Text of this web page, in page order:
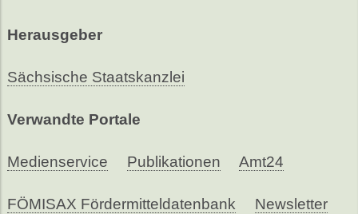
Herausgeber
Sächsische Staatskanzlei
Verwandte Portale
Medienservice Publikationen Amt24
FÖMISAX Fördermitteldatenbank Newsletter